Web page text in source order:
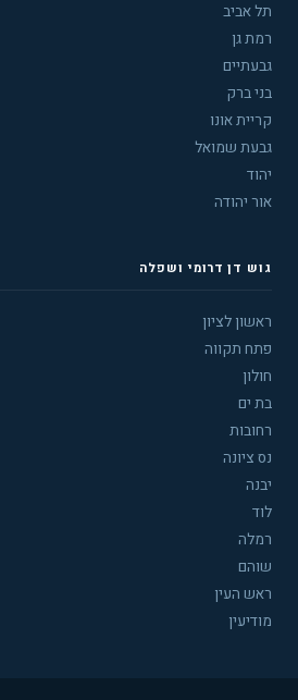
תל אביב
רמת גן
גבעתיים
בני ברק
קריית אונו
גבעת שמואל
יהוד
אור יהודה
גוש דן דרומי ושפלה
ראשון לציון
פתח תקווה
חולון
בת ים
רחובות
נס ציונה
יבנה
לוד
רמלה
שוהם
ראש העין
מודיעין